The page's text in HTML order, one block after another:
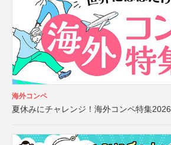
海外コンペ
夏休みにチャレンジ！海外コンペ特集2026